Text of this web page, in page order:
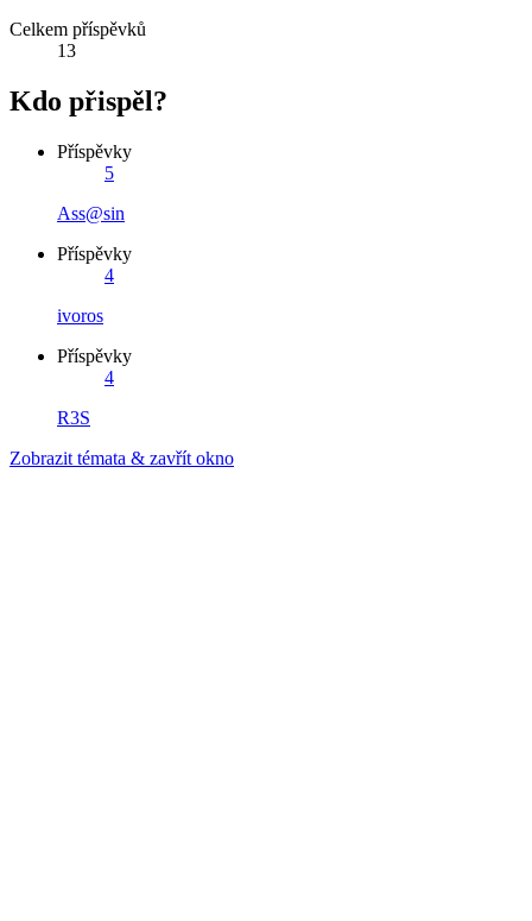
Celkem příspěvků
13
Kdo přispěl?
Příspěvky
5
Ass@sin
Příspěvky
4
ivoros
Příspěvky
4
R3S
Zobrazit témata & zavřít okno